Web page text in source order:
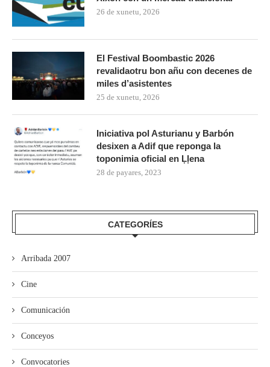
26 de xunetu, 2026
El Festival Boombastic 2026
revalidaotru bon añu con decenes de
miles d’asistentes
25 de xunetu, 2026
Iniciativa pol Asturianu y Barbón
desixen a Adif que reponga la
toponimia oficial en Ḷḷena
28 de payares, 2023
CATEGORÍES
Arribada 2007
Cine
Comunicación
Conceyos
Convocatories